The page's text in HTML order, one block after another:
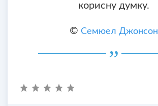
корисну думку.
© Семюел Джонсон